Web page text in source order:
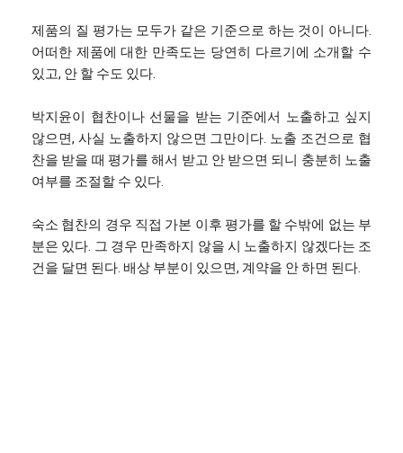
제품의 질 평가는 모두가 같은 기준으로 하는 것이 아니다.
어떠한 제품에 대한 만족도는 당연히 다르기에 소개할 수
있고, 안 할 수도 있다.
박지윤이 협찬이나 선물을 받는 기준에서 노출하고 싶지
않으면, 사실 노출하지 않으면 그만이다. 노출 조건으로 협
찬을 받을 때 평가를 해서 받고 안 받으면 되니 충분히 노출
여부를 조절할 수 있다.
숙소 협찬의 경우 직접 가본 이후 평가를 할 수밖에 없는 부
분은 있다. 그 경우 만족하지 않을 시 노출하지 않겠다는 조
건을 달면 된다. 배상 부분이 있으면, 계약을 안 하면 된다.